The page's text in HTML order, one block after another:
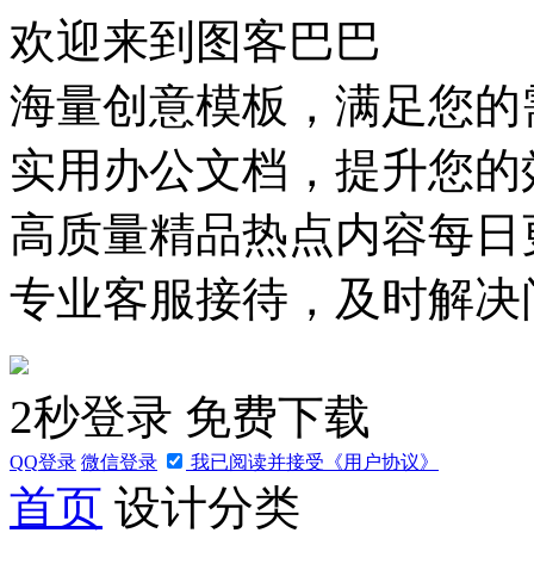
欢迎来到图客巴巴
海量创意模板，满足您的
实用办公文档，提升您的
高质量精品热点内容每日
专业客服接待，及时解决
2秒登录 免费下载
QQ登录 微信登录 我已阅读并接受《用户协议》
首页 设计分类